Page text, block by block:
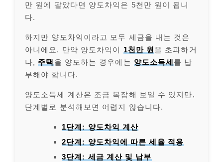
만 원에 팔았다면 양도차익은 5천만 원이 됩니
다.
하지만 양도차익이라고 모두 세금을 내는 것은
아니에요. 만약 양도차익이 1천만 원 을 초과하거
나, 주택 을 양도하는 경우에는 양도소득세 를 납
부해야 합니다.
양도소득세 계산은 조금 복잡해 보일 수 있지만,
단계별로 분석해보면 어렵지 않습니다.
1단계: 양도차익 계산
2단계: 양도차익에 따른 세율 적용
3단계: 세금 계산 및 납부